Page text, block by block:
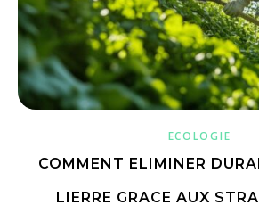
ECOLOGIE
COMMENT ELIMINER
LIERRE GRACE AUX